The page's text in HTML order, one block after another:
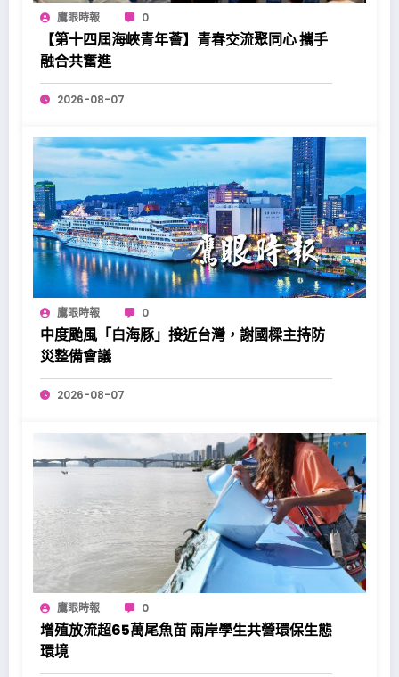
鷹眼時報 0
【第十四屆海峽青年薈】青春交流聚同心 攜手
融合共奮進
2026-08-07
鷹眼時報 0
中度颱風「白海豚」接近台灣，謝國樑主持防
災整備會議
2026-08-07
鷹眼時報 0
增殖放流超65萬尾魚苗 兩岸學生共營環保生態
環境